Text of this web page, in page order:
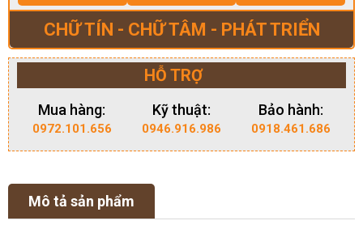
CHỮ TÍN - CHỮ TÂM - PHÁT TRIỂN
HỖ TRỢ
Mua hàng:
0972.101.656
Kỹ thuật:
0946.916.986
Bảo hành:
0918.461.686
Mô tả sản phẩm